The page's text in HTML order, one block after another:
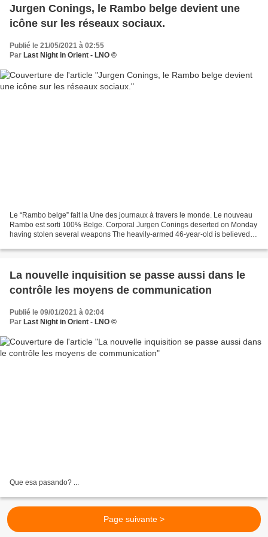
Jurgen Conings, le Rambo belge devient une
icône sur les réseaux sociaux.
Publié le 21/05/2021 à 02:55
Par Last Night in Orient - LNO ©
Le “Rambo belge” fait la Une des journaux à travers le monde. Le nouveau
Rambo est sorti 100% Belge. Corporal Jurgen Conings deserted on Monday
having stolen several weapons The heavily-armed 46-year-old is believed to
La nouvelle inquisition se passe aussi dans le
contrôle les moyens de communication
Publié le 09/01/2021 à 02:04
Par Last Night in Orient - LNO ©
Que esa pasando? ...
Page suivante >